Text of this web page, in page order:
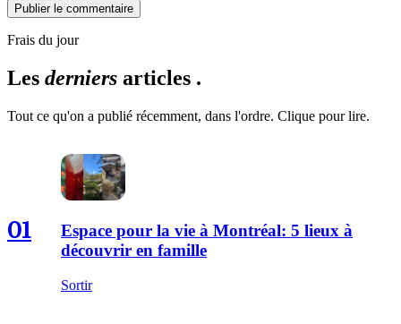
Publier le commentaire
Frais du jour
Les derniers articles .
Tout ce qu'on a publié récemment, dans l'ordre. Clique pour lire.
01
Espace pour la vie à Montréal: 5 lieux à
découvrir en famille
Sortir